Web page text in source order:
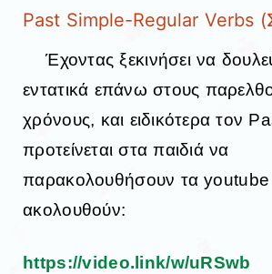
Past Simple-Regular Verbs
Έχοντας ξεκινήσει να
εντατικά επάνω στους
χρόνους, και ειδικότερα τον
προτείνεται στα παιδιά να
παρακολουθήσουν τα
ακολουθούν:
https://video.link/w/uRSwb